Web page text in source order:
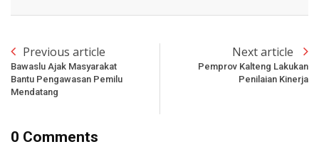
Previous article
Bawaslu Ajak Masyarakat
Bantu Pengawasan Pemilu
Mendatang
Next article
Pemprov Kalteng Lakukan
Penilaian Kinerja
0 Comments